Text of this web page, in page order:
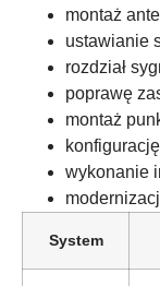
montaż
ustawianie
rozdział
poprawę
montaż
wykonanie
System